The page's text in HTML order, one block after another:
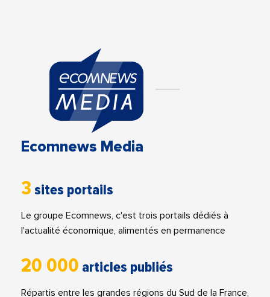
Ecomnews Media
3 sites portails
Le groupe Ecomnews, c'est trois portails dédiés à
l'actualité économique, alimentés en permanence
20 000 articles publiés
Répartis entre les grandes régions du Sud de la France,